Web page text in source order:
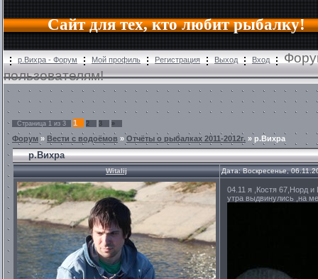
Сайт для тех, кто любит рыбалку!
р.Вихра - Форум Мой профиль Регистрация Выход Вход
пользователям!
Страница 1 из 3 1 2 3 »
Форум » Вести с водоёмов » Отчёты о рыбалках 2011-2012г. » р.Вихра
р.Вихра
Witalij Дата: Воскресенье,
04.11 я ,Костя 67,Норд
утра выдвинулись ,на